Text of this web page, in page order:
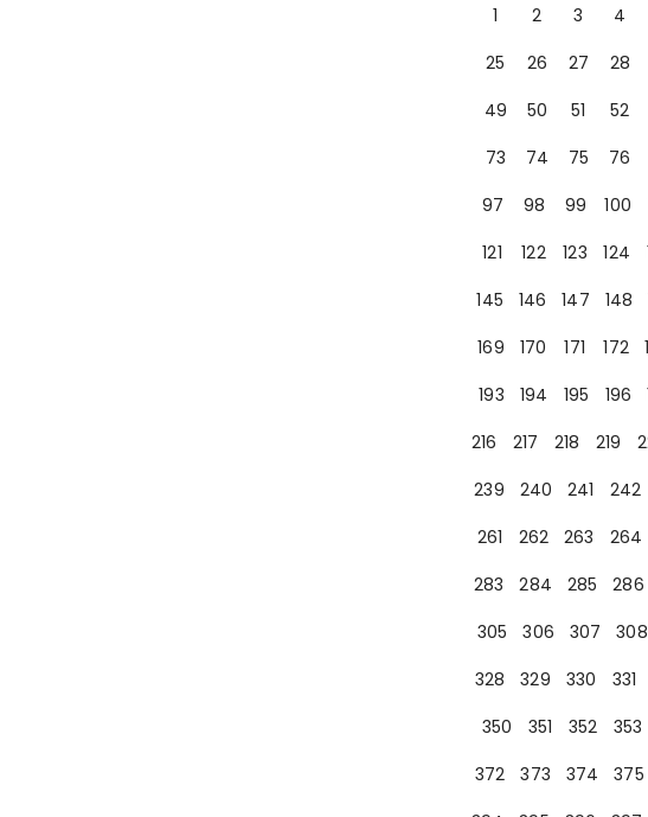
1
2 3 4
25
26 27 28
49
50 51 52
73
74 75 76
97
98 99 100
121
122 123 124
145
146 147 148
169
170 171 172
193
194 195 196
216
217 218 219
239
240 241 242
261
262 263 264
283
284 285 286
305
306 307 308
328
329 330 331
350
351 352 353
372
373 374 375